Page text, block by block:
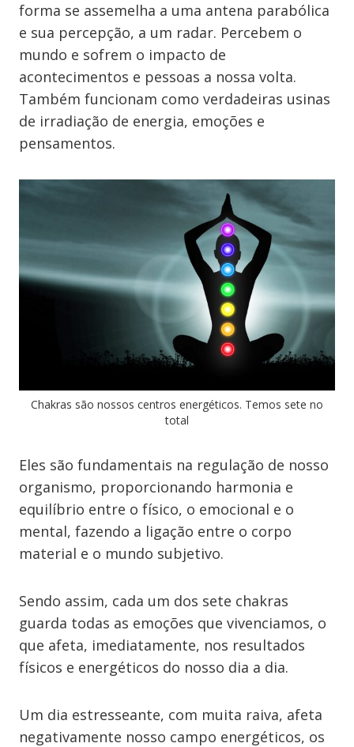
forma se assemelha a uma antena parabólica
e sua percepção, a um radar. Percebem o
mundo e sofrem o impacto de
acontecimentos e pessoas a nossa volta.
Também funcionam como verdadeiras usinas
de irradiação de energia, emoções e
pensamentos.
Chakras são nossos centros energéticos. Temos sete no
total
Eles são fundamentais na regulação de nosso
organismo, proporcionando harmonia e
equilíbrio entre o físico, o emocional e o
mental, fazendo a ligação entre o corpo
material e o mundo subjetivo.
Sendo assim, cada um dos sete chakras
guarda todas as emoções que vivenciamos, o
que afeta, imediatamente, nos resultados
físicos e energéticos do nosso dia a dia.
Um dia estresseante, com muita raiva, afeta
negativamente nosso campo energéticos, os